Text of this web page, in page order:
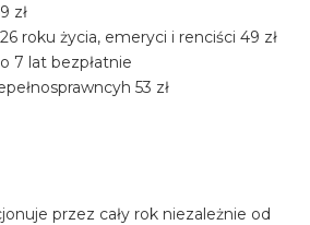
zł
roku życia, emeryci i renciści 49 zł
7 lat bezpłatnie
53 zł
przez cały rok niezależnie od